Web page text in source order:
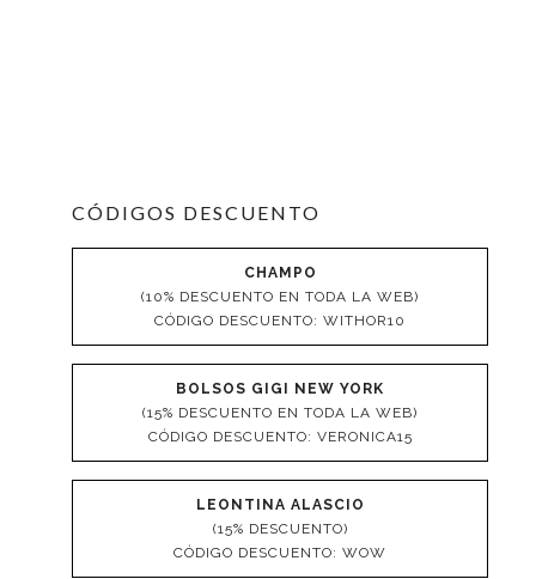
CÓDIGOS DESCUENTO
CHAMPO
(10% DESCUENTO EN TODA LA WEB)
CÓDIGO DESCUENTO: WITHOR10
BOLSOS GIGI NEW YORK
(15% DESCUENTO EN TODA LA WEB)
CÓDIGO DESCUENTO: VERONICA15
LEONTINA ALASCIO
(15% DESCUENTO)
CÓDIGO DESCUENTO: WOW